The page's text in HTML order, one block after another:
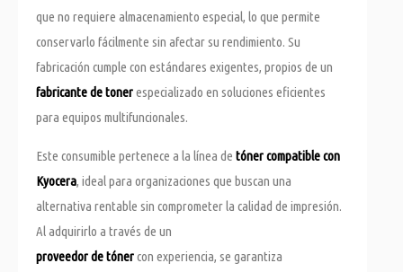
que no requiere almacenamiento especial, lo que permite
conservarlo fácilmente sin afectar su rendimiento. Su
fabricación cumple con estándares exigentes, propios de un
fabricante de tonerespecializado en soluciones eficientes
para equipos multifuncionales.
Este consumible pertenece a la línea de tóner compatible con
Kyocera, ideal para organizaciones que buscan una
alternativa rentable sin comprometer la calidad de impresión.
Al adquirirlo a través de un
proveedor de tónercon experiencia, se garantiza